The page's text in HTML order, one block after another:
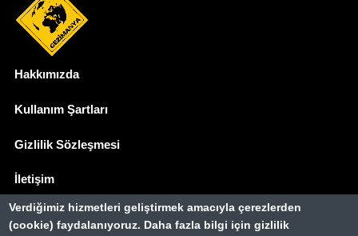
Hakkımızda
Kullanım Şartları
Gizlilik Sözleşmesi
İletişim
Basında Biz
Verdiğimiz hizmetleri geliştirmek amacıyla çerezlerden
(cookie) faydalanıyoruz. Daha fazla bilgi için gizlilik